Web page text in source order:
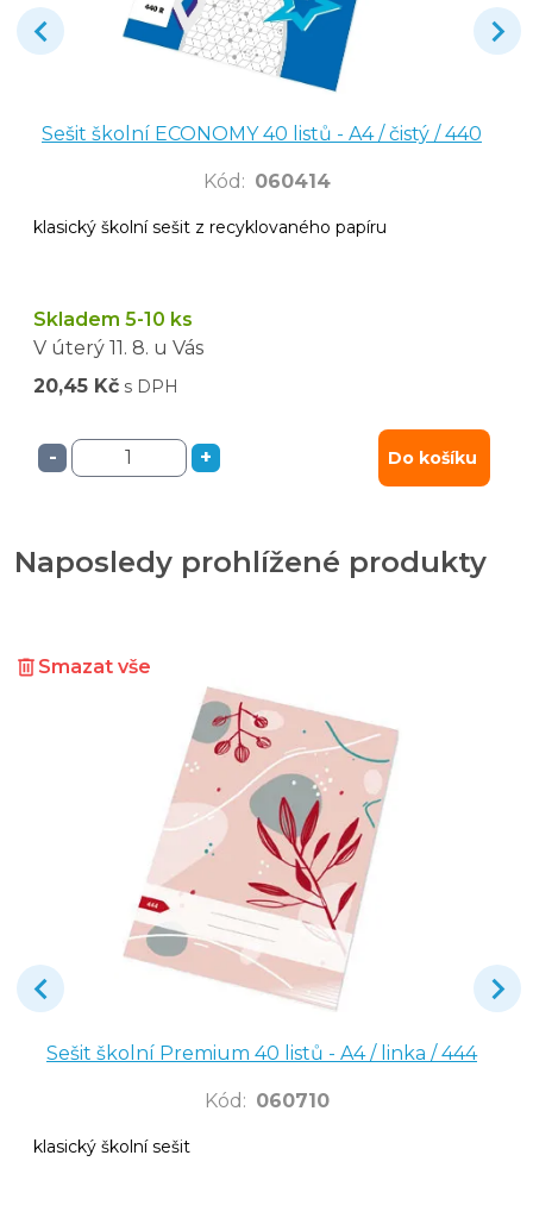
Sešit školní ECONOMY 40 listů - A4 / čistý / 440
Kód : 060414
klasický školní sešit z recyklovaného papíru
Skladem 5-10 ks
V úterý 11. 8. u Vás
20,45 Kč s DPH
- + Do košíku
Naposledy prohlížené produkty
Smazat vše
Sešit školní Premium 40 listů - A4 / linka / 444
Kód : 060710
klasický školní sešit